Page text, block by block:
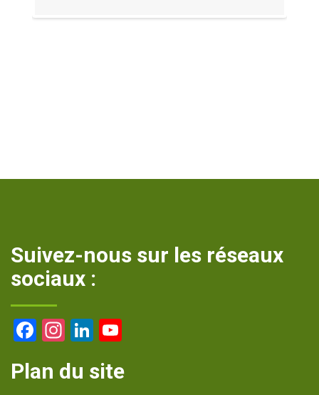
Suivez-nous sur les réseaux
sociaux :
Facebook
Instagram
LinkedIn
Plan du site